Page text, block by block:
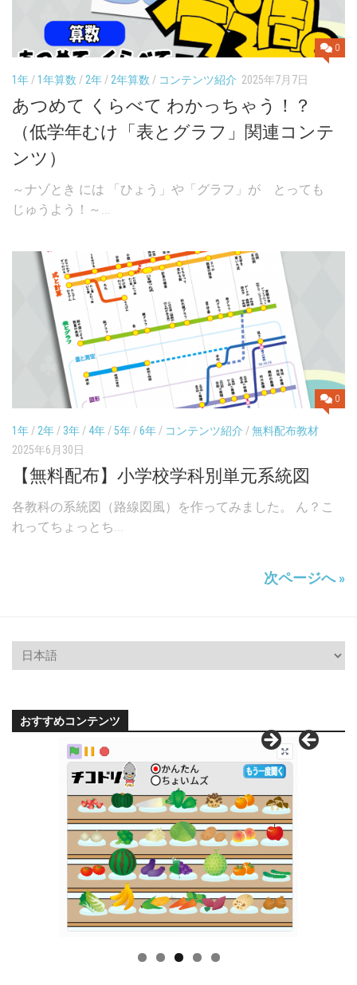
0
1年 / 1年算数 / 2年 / 2年算数 / コンテンツ紹介 2025年7月7日
あつめて くらべて わかっちゃう！？
（低学年むけ「表とグラフ」関連コンテ
ンツ）
～ナゾとき には 「ひょう」や「グラフ」が とっても
じゅうよう！～...
0
1年 / 2年 / 3年 /4年 /5年 /6年 / コンテンツ紹介 /無料配布教材
2025年6月30日
【無料配布】小学校学科別単元系統図
各教科の系統図（路線図風）を作ってみました。 ん？こ
れってちょっとち...
次ページへ »
おすすめコンテンツ